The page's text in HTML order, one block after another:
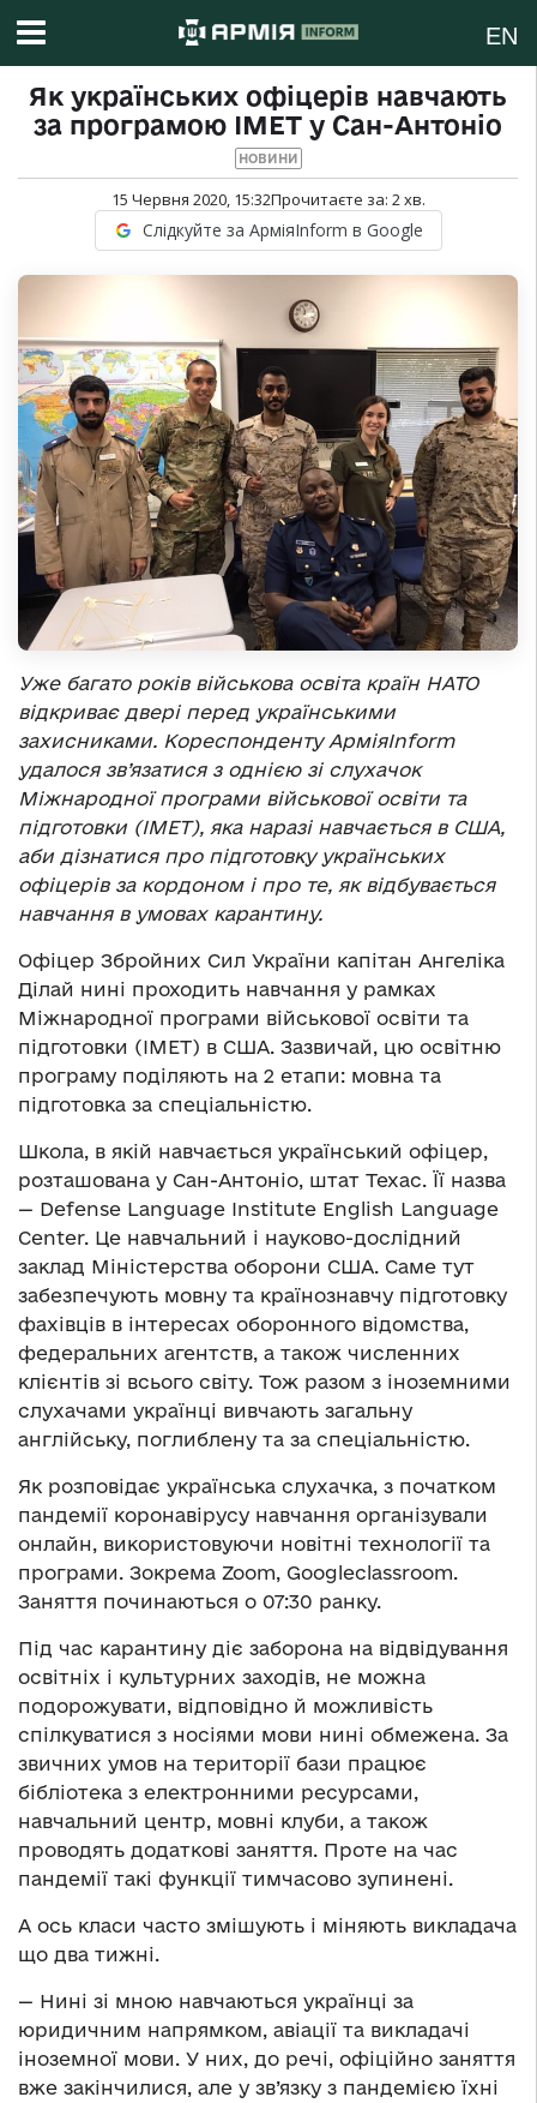
EN
Як українських офіцерів навчають
за програмою IMET у Сан-Антоніо
НОВИНИ
15 Червня 2020, 15:32Прочитаєте за: 2хв.
Слідкуйте за АрміяInform в Google
Уже багато років військова освіта країн НАТО
відкриває двері перед українськими
захисниками. Кореспонденту АрміяInform
удалося зв’язатися з однією зі слухачок
Міжнародної програми військової освіти та
підготовки (IMET), яка наразі навчається в США,
аби дізнатися про підготовку українських
офіцерів за кордоном і про те, як відбувається
навчання в умовах карантину.
Офіцер Збройних Сил України капітан Ангеліка
Ділай нині проходить навчання у рамках
Міжнародної програми військової освіти та
підготовки (IMET) в США. Зазвичай, цю освітню
програму поділяють на 2 етапи: мовна та
підготовка за спеціальністю.
Школа, в якій навчається український офіцер,
розташована у Сан-Антоніо, штат Техас. Її назва
— Defense Language Institute English Language
Center. Це навчальний і науково-дослідний
заклад Міністерства оборони США. Саме тут
забезпечують мовну та країнознавчу підготовку
фахівців в інтересах оборонного відомства,
федеральних агентств, а також численних
клієнтів зі всього світу. Тож разом з іноземними
слухачами українці вивчають загальну
англійську, поглиблену та за спеціальністю.
Як розповідає українська слухачка, з початком
пандемії коронавірусу навчання організували
онлайн, використовуючи новітні технології та
програми. Зокрема Zoom, Googleclassroom.
Заняття починаються о 07:30 ранку.
Під час карантину діє заборона на відвідування
освітніх і культурних заходів, не можна
подорожувати, відповідно й можливість
спілкуватися з носіями мови нині обмежена. За
звичних умов на території бази працює
бібліотека з електронними ресурсами,
навчальний центр, мовні клуби, а також
проводять додаткові заняття. Проте на час
пандемії такі функції тимчасово зупинені.
А ось класи часто змішують і міняють викладача
що два тижні.
— Нині зі мною навчаються українці за
юридичним напрямком, авіації та викладачі
іноземної мови. У них, до речі, офіційно заняття
вже закінчилися, але у зв’язку з пандемією їхні